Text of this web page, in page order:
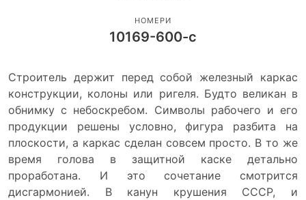
НОМЕРИ
10169-600-с
Строитель держит перед собой железный каркас
конструкции, колоны или ригеля. Будто великан в
обнимку с небоскребом. Символы рабочего и его
продукции решены условно, фигура разбита на
плоскости, а каркас сделан совсем просто. В то же
время голова в защитной каске детально
проработана. И это сочетание смотрится
дисгармонией. В канун крушения СССР, и